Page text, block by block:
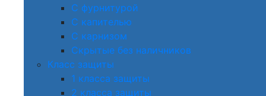
С фурнитурой
С капителью
С карнизом
Скрытые без наличников
Класс защиты
1 класса защиты
2 класса защиты